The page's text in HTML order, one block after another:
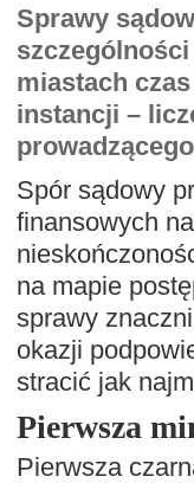
Sprawy
miastach
instancji –
Spór sądowy
finansowych
na mapie
sprawy
okazji
stracić jak
Pierwsza
Pierwsza